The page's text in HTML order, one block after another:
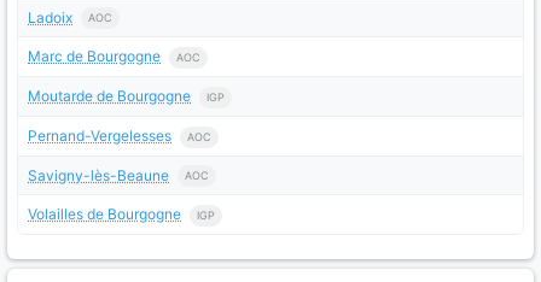
Ladoix AOC
Marc de Bourgogne AOC
Moutarde de Bourgogne IGP
Pernand-Vergelesses AOC
Savigny-lès-Beaune AOC
Volailles de Bourgogne IGP